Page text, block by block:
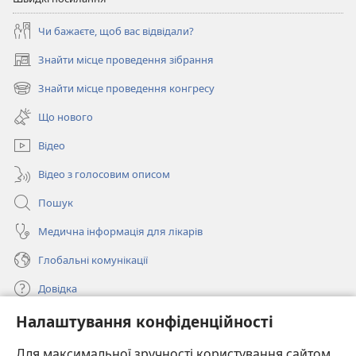
Налаштування конфіденційності
Чи бажаєте, щоб вас відвідали?
Знайти місце проведення зібрання
(відкривається
у
новому
вікні)
Знайти місце проведення конгресу
(відкривається
новому
вікні)
Що нового
Відео
Відео з голосовим описом
Пошук
Медична інформація для лікарів
Глобальні комунікації
Довідка
Пожертви
(відкривається
у